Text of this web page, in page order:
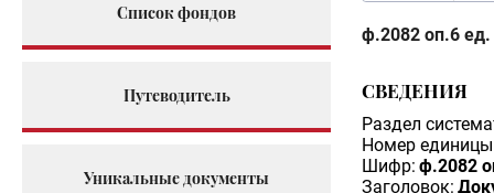
Список фондов
Путеводитель
Уникальные документы
ф.2082 оп.6 ед.
СВЕДЕНИЯ
Раздел
Номер единицы
Шифр: ф.2082
Заголовок: